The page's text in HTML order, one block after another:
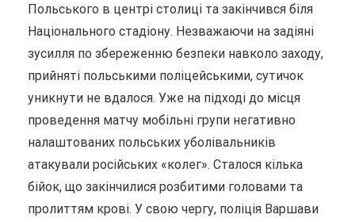
Польського в центрі столиці та закінчився біля
Національного стадіону. Незважаючи на задіяні
зусилля по збереженню безпеки навколо заходу,
прийняті польськими поліцейськими, сутичок
уникнути не вдалося. Уже на підході до місця
проведення матчу мобільні групи негативно
налаштованих польських уболівальників
атакували російських «колег». Сталося кілька
бійок, що закінчилися розбитими головами та
пролиттям крові. У свою чергу, поліція Варшави